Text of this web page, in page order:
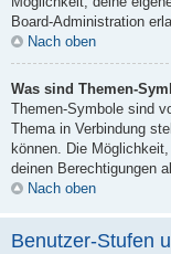
Board-Administration
Nach oben
Was sind Themen-
Themen-Symbole sind
Thema in Verbindung
können. Die
deinen Berechtigungen
Nach oben
Benutzer-Stufen